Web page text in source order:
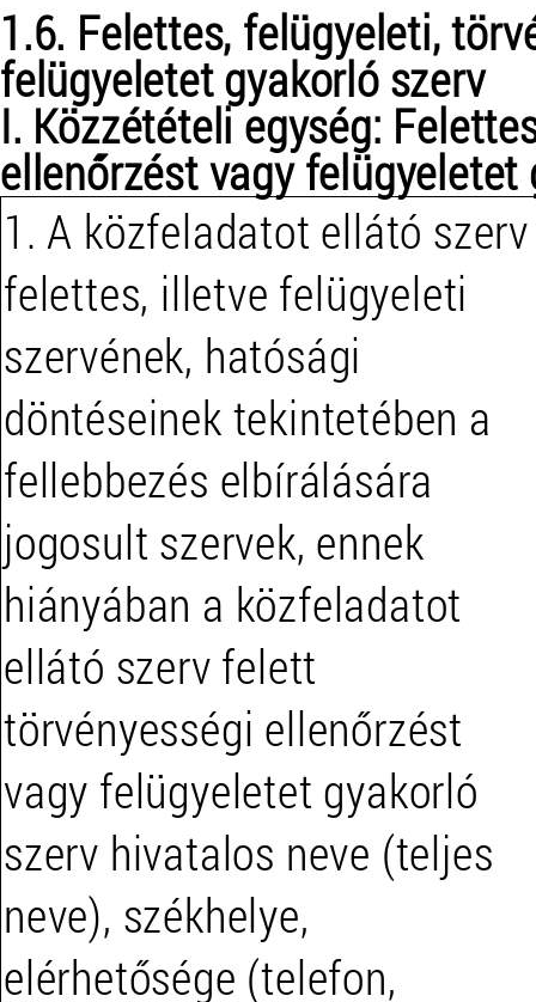
1.6. Felettes, felügyeleti,
felügyeletet gyakorló szerv
I. Közzétételi egység:
ellenőrzést vagy felügyeletet
1. A közfeladatot ellátó szerv
felettes, illetve felügyeleti
szervének, hatósági
döntéseinek tekintetében a
fellebbezés elbírálására
jogosult szervek, ennek
hiányában a közfeladatot
ellátó szerv felett
törvényességi ellenőrzést
vagy felügyeletet gyakorló
szerv hivatalos neve (teljes
neve), székhelye,
elérhetősége (telefon,